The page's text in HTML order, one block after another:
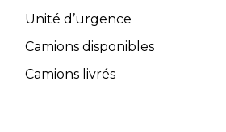
Unité d’urgence
Camions disponibles
Camions livrés